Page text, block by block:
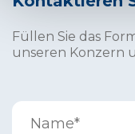
Füllen Sie das
unseren Konzern